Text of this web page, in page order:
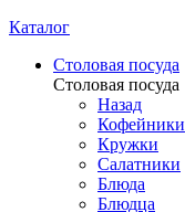
Каталог
Столовая посуда
Столовая посуда
Назад
Кофейники
Кружки
Салатники
Блюда
Блюдца